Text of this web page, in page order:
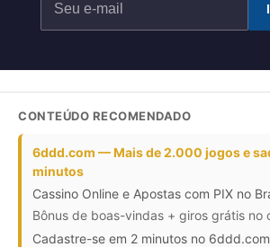
CONTEÚDO RECOMENDADO
6ddd.com — Mais de 2.000 jogos e
minutos
Cassino Online e Apostas com PIX no
Bônus de boas-vindas + giros grátis no
Cadastre-se em 2 minutos no